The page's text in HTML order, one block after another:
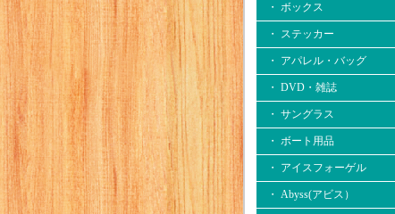
・ ボックス
・ ステッカー
・ アパレル・バッグ
・ DVD・雑誌
・ サングラス
・ ボート用品
・ アイスフォーゲル
・ Abyss(アビス）